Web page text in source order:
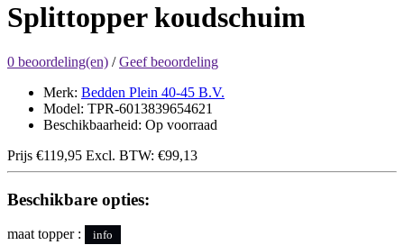
Splittopper koudschuim
0 beoordeling(en) /Geef beoordeling
Merk: Bedden Plein 40-45 B.V.
Model: TPR-6013839654621
Beschikbaarheid: Op voorraad
Prijs €119,95 Excl. BTW: €99,13
Beschikbare opties:
maat topper : info